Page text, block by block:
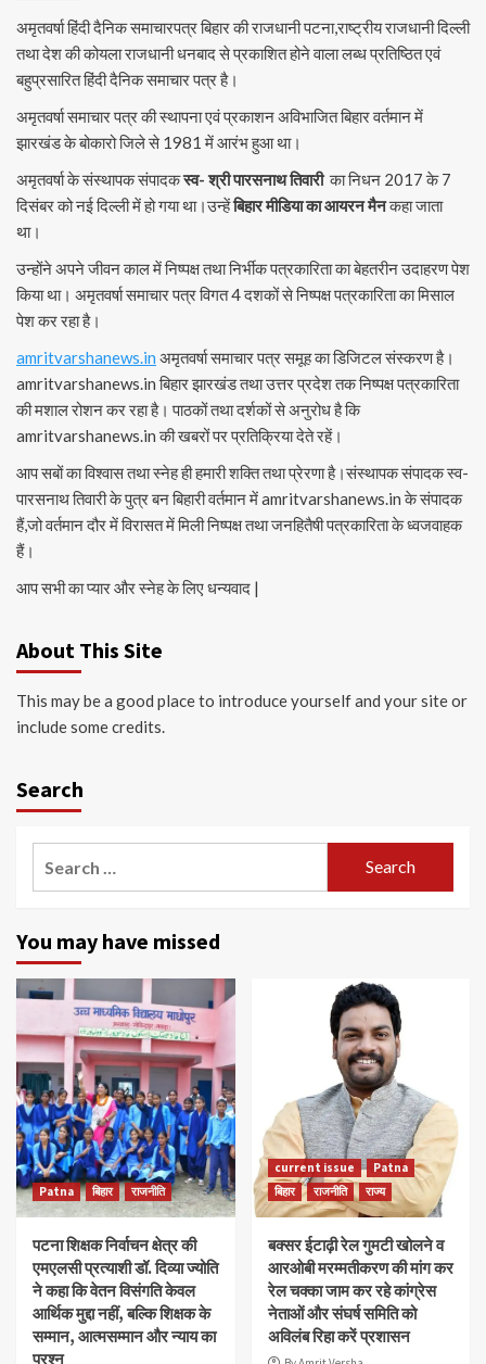
अमृतवर्षा हिंदी दैनिक समाचारपत्र बिहार की राजधानी पटना,राष्ट्रीय राजधानी दिल्ली
तथा देश की कोयला राजधानी धनबाद से प्रकाशित होने वाला लब्ध प्रतिष्ठित एवं
बहुप्रसारित हिंदी दैनिक समाचार पत्र है।
अमृतवर्षा समाचार पत्र की स्थापना एवं प्रकाशन अविभाजित बिहार वर्तमान में
झारखंड के बोकारो जिले से 1981 में आरंभ हुआ था।
अमृतवर्षा के संस्थापक संपादकस्व- श्री पारसनाथ तिवारीका निधन 2017 के 7
दिसंबर को नई दिल्ली में हो गया था।उन्हेंबिहार मीडिया का आयरन मैनकहा जाता
था।
उन्होंने अपने जीवन काल में निष्पक्ष तथा निर्भीक पत्रकारिता का बेहतरीन उदाहरण पेश
किया था। अमृतवर्षा समाचार पत्र विगत 4 दशकों से निष्पक्ष पत्रकारिता का मिसाल
पेश कर रहा है।
amritvarshanews.in अमृतवर्षा समाचार पत्र समूह का डिजिटल संस्करण है।
amritvarshanews.in बिहार झारखंड तथा उत्तर प्रदेश तक निष्पक्ष पत्रकारिता
की मशाल रोशन कर रहा है। पाठकों तथा दर्शकों से अनुरोध है कि
amritvarshanews.in की खबरों पर प्रतिक्रिया देते रहें।
आप सबों का विश्वास तथा स्नेह ही हमारी शक्ति तथा प्रेरणा है।संस्थापक संपादक स्व-
पारसनाथ तिवारी के पुत्र बन बिहारी वर्तमान में amritvarshanews.in के संपादक
हैं,जो वर्तमान दौर में विरासत में मिली निष्पक्ष तथा जनहितैषी पत्रकारिता के ध्वजवाहक
हैं।
आप सभी का प्यार और स्नेह के लिए धन्यवाद |
About This Site
This may be a good place to introduce yourself and your site or
include some credits.
Search
You may have missed
Patna बिहार राजनीति
पटना शिक्षक निर्वाचन क्षेत्र की
एमएलसी प्रत्याशी डॉ. दिव्या ज्योति
ने कहा कि वेतन विसंगति केवल
आर्थिक मुद्दा नहीं, बल्कि शिक्षक के
सम्मान, आत्मसम्मान और न्याय का
प्रश्न
current issue
Patna
बिहार
राजनीति राज्य
बक्सर ईटाढ़ी रेल गुमटी खोलने व
आरओबी मरम्मतीकरण की मांग कर
रेल चक्का जाम कर रहे कांग्रेस
नेताओं और संघर्ष समिति को
अविलंब रिहा करें प्रशासन